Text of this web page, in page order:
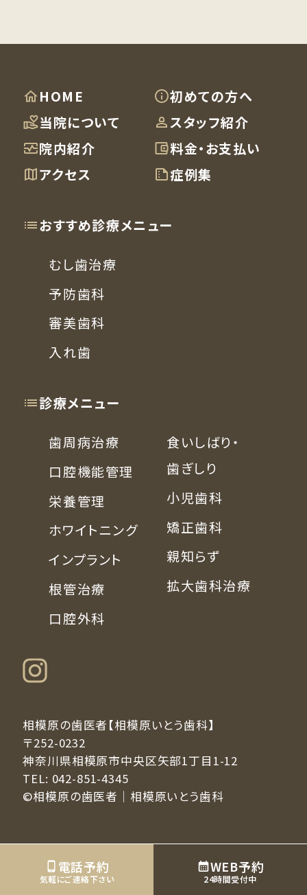
HOME
初めての方へ
当院について
スタッフ紹介
院内紹介
料金・お支払い
アクセス
症例集
おすすめ診療メニュー
むし歯治療
予防歯科
審美歯科
入れ歯
診療メニュー
歯周病治療
口腔機能管理
栄養管理
ホワイトニング
インプラント
根管治療
口腔外科
食いしばり・
歯ぎしり
小児歯科
矯正歯科
親知らず
拡大歯科治療
相模原の歯医者【相模原いとう歯科】
〒252-0232
神奈川県相模原市中央区矢部1丁目1-12
TEL: 042-851-4345
©相模原の歯医者｜相模原いとう歯科
電話予約
気軽にご連絡下さい
WEB予約
24時間受付中